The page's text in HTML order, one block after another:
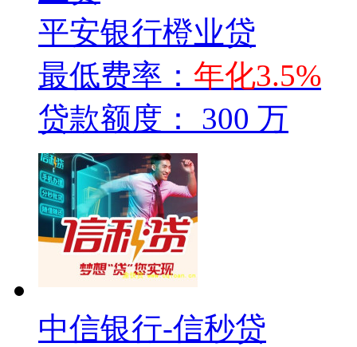
平安银行橙业贷
最低费率： 年化3.5%
贷款额度：
300 万
中信银行-信秒贷